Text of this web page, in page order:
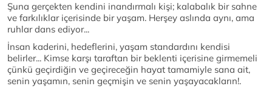
Şuna gerçekten kendini inandırmalı kişi; kalabalık bir sahne
ve farkılıklar içerisinde bir yaşam. Herşey aslında aynı, ama
ruhlar dans ediyor...
İnsan kaderini, hedeflerini, yaşam standardını kendisi
belirler... Kimse karşı taraftan bir beklenti içerisine girmemeli
çünkü geçirdiğin ve geçireceğin hayat tamamiyle sana ait,
senin yaşamın, senin geçmişin ve senin yaşayacakların!.